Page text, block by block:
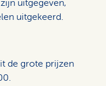
uitgegeven,
uitgekeerd.
de grote prijzen